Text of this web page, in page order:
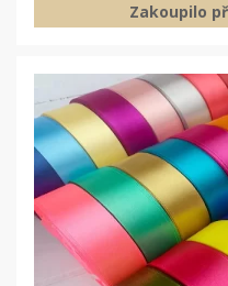
Zakoupilo